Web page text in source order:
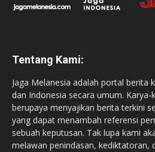
Tentang Kami:
Jaga Melanesia adalah portal berita
dan Indonesia secara umum. Karya-
berupaya menyajikan berita terkini
yang dapat menambah referensi
sebuah keputusan. Tak lupa kami
melawan penindasan, kediktatoran,